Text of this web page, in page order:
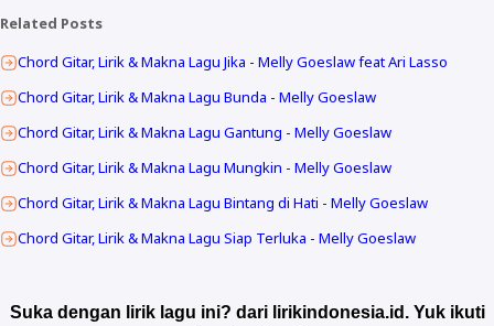
Related Posts
Chord Gitar, Lirik & Makna Lagu Jika - Melly Goeslaw feat Ari Lasso
Chord Gitar, Lirik & Makna Lagu Bunda - Melly Goeslaw
Chord Gitar, Lirik & Makna Lagu Gantung - Melly Goeslaw
Chord Gitar, Lirik & Makna Lagu Mungkin - Melly Goeslaw
Chord Gitar, Lirik & Makna Lagu Bintang di Hati - Melly Goeslaw
Chord Gitar, Lirik & Makna Lagu Siap Terluka - Melly Goeslaw
Suka dengan lirik lagu ini? dari lirikindonesia.id. Yuk ikuti